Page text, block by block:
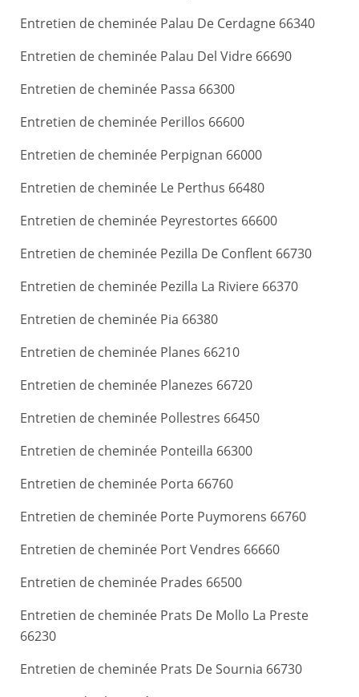
Entretien de cheminée Palau De Cerdagne 66340
Entretien de cheminée Palau Del Vidre 66690
Entretien de cheminée Passa 66300
Entretien de cheminée Perillos 66600
Entretien de cheminée Perpignan 66000
Entretien de cheminée Le Perthus 66480
Entretien de cheminée Peyrestortes 66600
Entretien de cheminée Pezilla De Conflent 66730
Entretien de cheminée Pezilla La Riviere 66370
Entretien de cheminée Pia 66380
Entretien de cheminée Planes 66210
Entretien de cheminée Planezes 66720
Entretien de cheminée Pollestres 66450
Entretien de cheminée Ponteilla 66300
Entretien de cheminée Porta 66760
Entretien de cheminée Porte Puymorens 66760
Entretien de cheminée Port Vendres 66660
Entretien de cheminée Prades 66500
Entretien de cheminée Prats De Mollo La Preste
66230
Entretien de cheminée Prats De Sournia 66730